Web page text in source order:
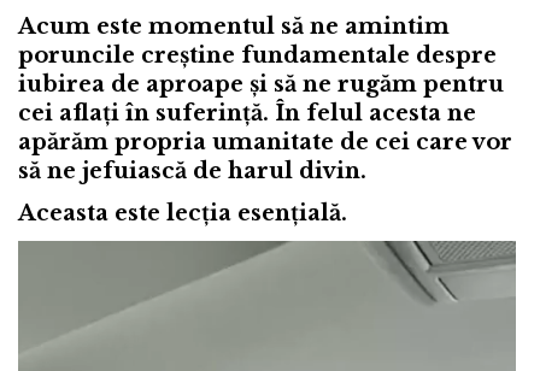
Acum este momentul să ne amintim
poruncile creștine fundamentale despre
iubirea de aproape și să ne rugăm pentru
cei aflați în suferință. În felul acesta ne
apărăm propria umanitate de cei care vor
să ne jefuiască de harul divin.
Aceasta este lecția esențială.